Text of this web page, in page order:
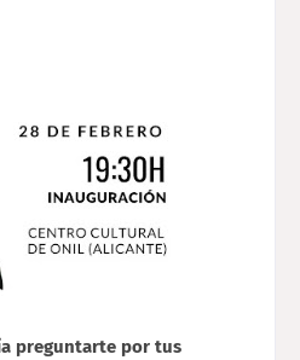
preguntarte por tus